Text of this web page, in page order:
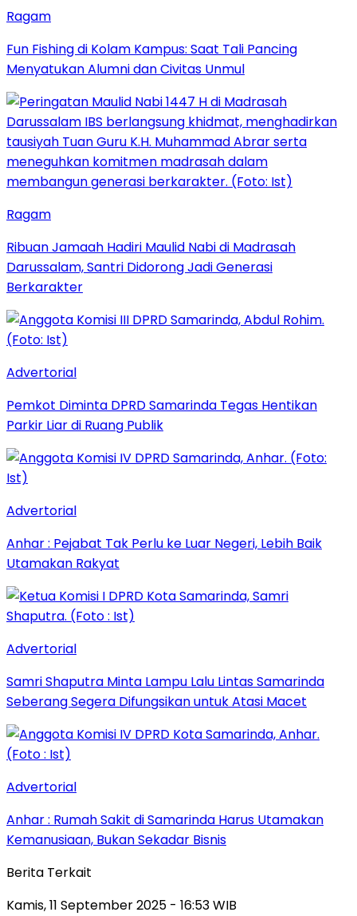
Ragam
Fun Fishing di Kolam Kampus: Saat Tali Pancing
Menyatukan Alumni dan Civitas Unmul
Ragam
Ribuan Jamaah Hadiri Maulid Nabi di Madrasah
Darussalam, Santri Didorong Jadi Generasi
Berkarakter
Advertorial
Pemkot Diminta DPRD Samarinda Tegas Hentikan
Parkir Liar di Ruang Publik
Advertorial
Anhar : Pejabat Tak Perlu ke Luar Negeri, Lebih Baik
Utamakan Rakyat
Advertorial
Samri Shaputra Minta Lampu Lalu Lintas Samarinda
Seberang Segera Difungsikan untuk Atasi Macet
Advertorial
Anhar : Rumah Sakit di Samarinda Harus Utamakan
Kemanusiaan, Bukan Sekadar Bisnis
Berita Terkait
Kamis, 11 September 2025 - 16:53 WIB